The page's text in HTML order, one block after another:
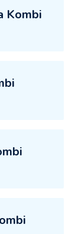
Kombi